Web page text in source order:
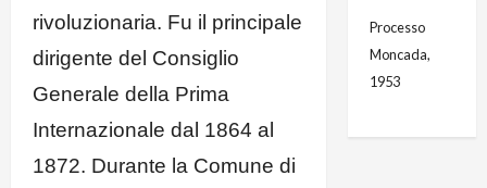
rivoluzionaria. Fu il principale
dirigente del Consiglio
Generale della Prima
Internazionale dal 1864 al
1872. Durante la Comune di
Processo
Moncada,
1953